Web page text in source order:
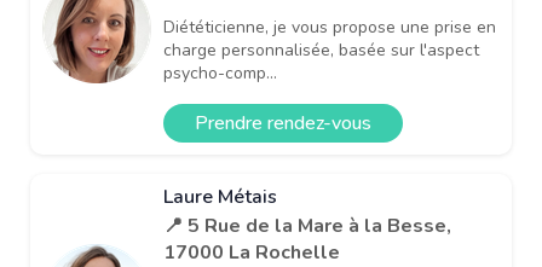
Diététicienne, je vous propose une prise en
charge personnalisée, basée sur l'aspect
psycho-comp...
Prendre rendez-vous
Laure Métais
📍 5 Rue de la Mare à la Besse,
17000 La Rochelle